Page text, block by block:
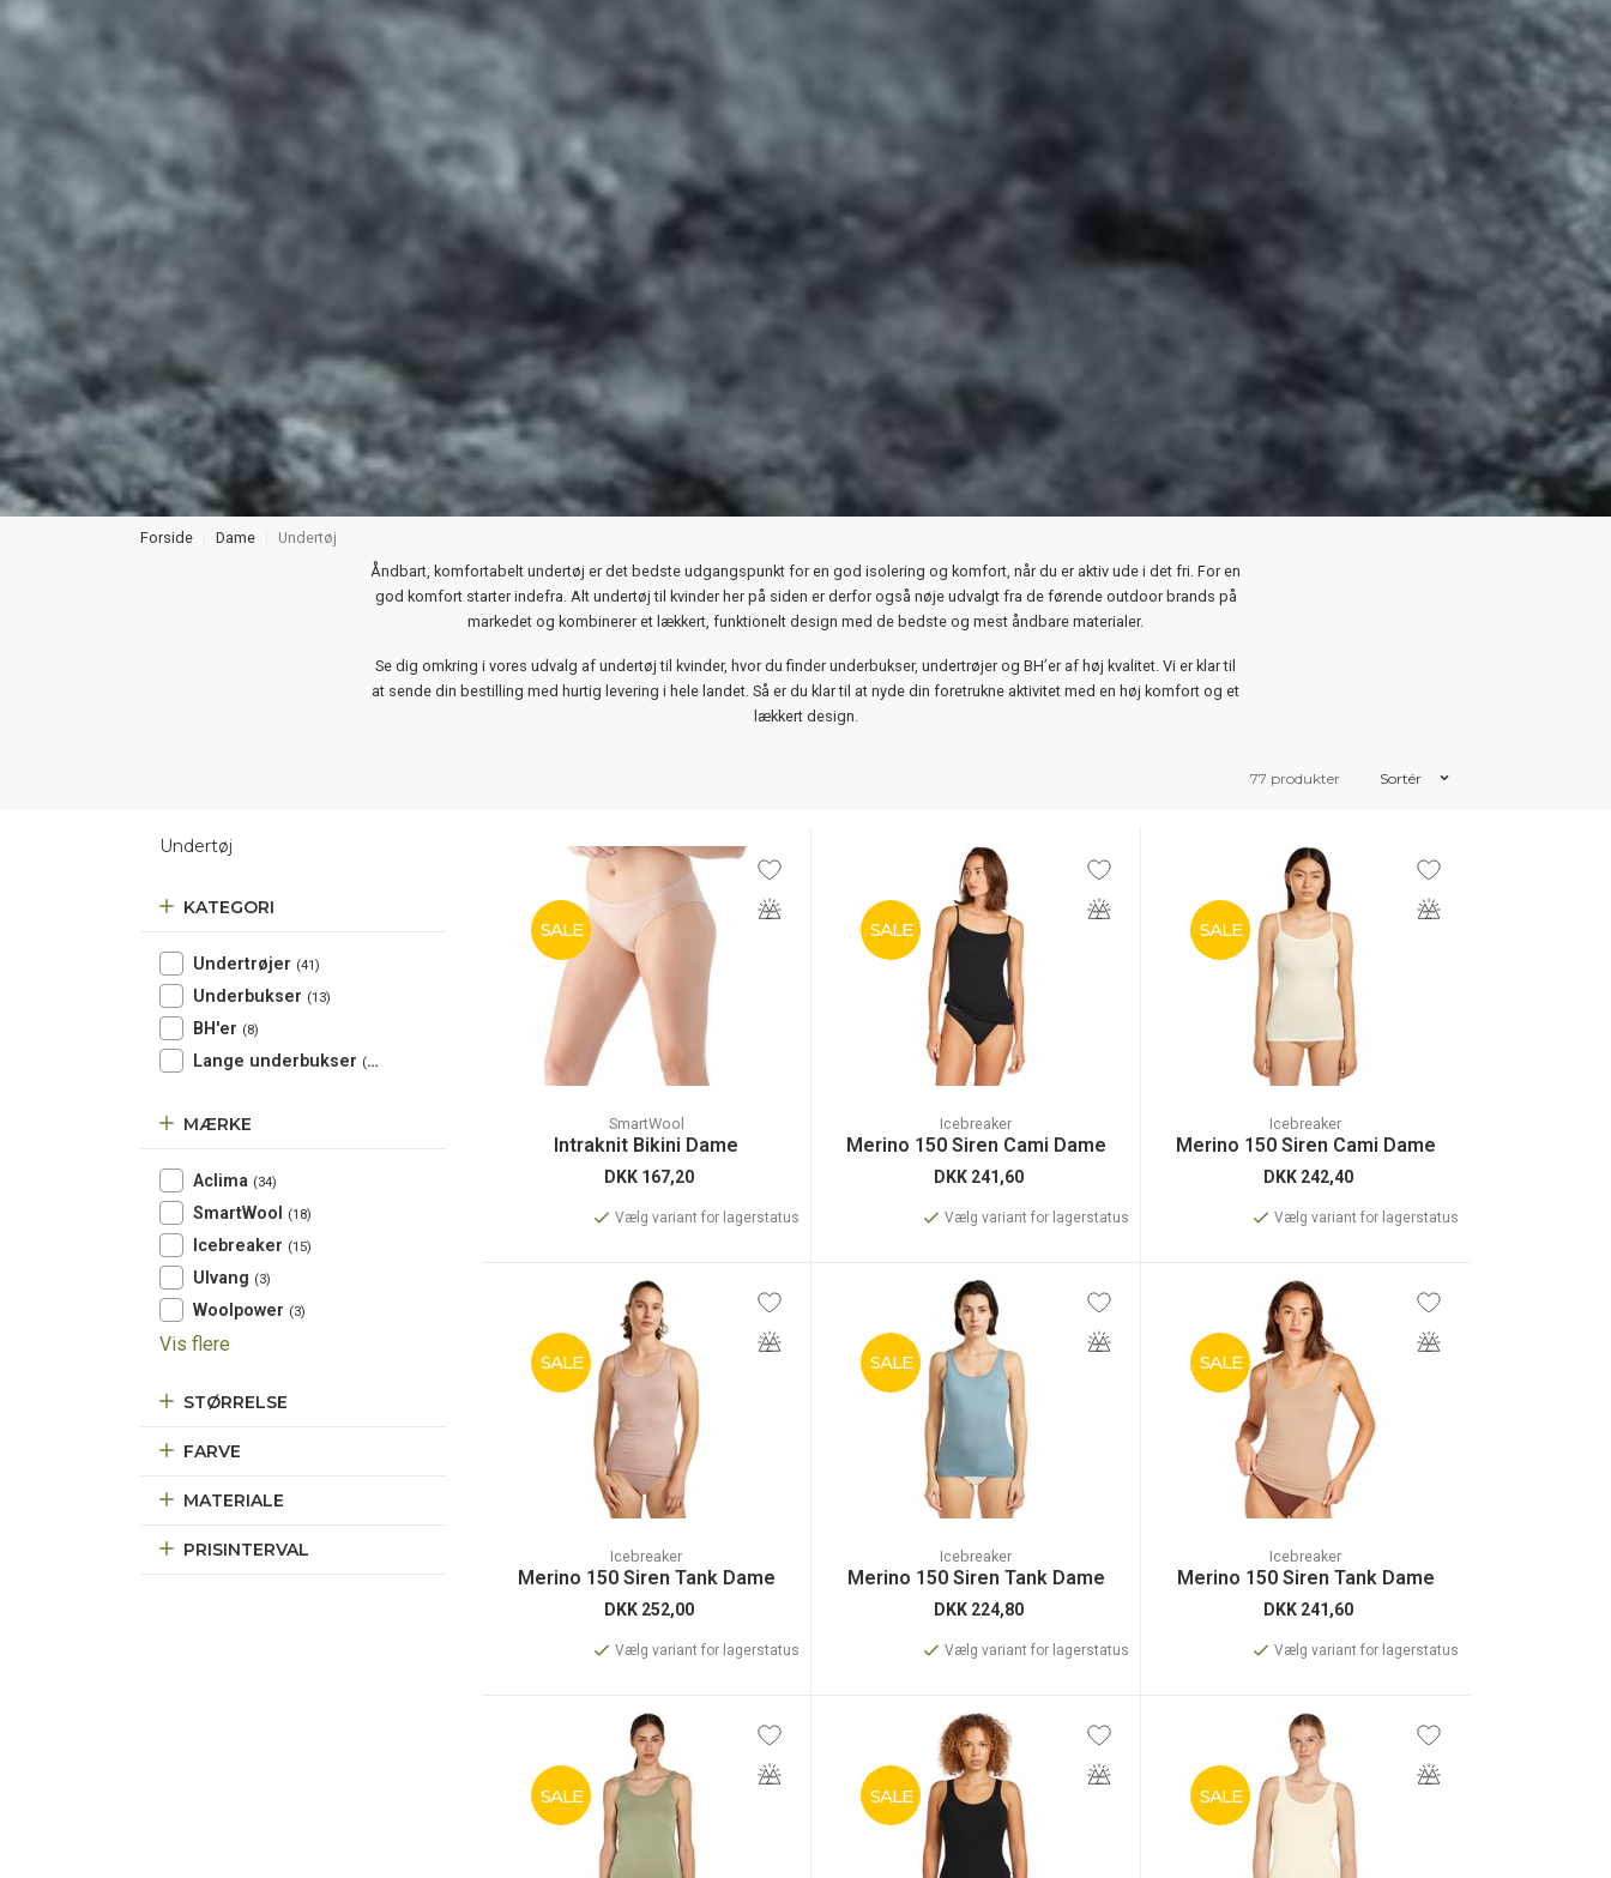
Forside Dame
Undertøj
Åndbart, komfortabelt undertøj er det bedste udgangspunkt for en god isolering og komfort, når du er aktiv ude i det fri. For en
god komfort starter indefra. Alt undertøj til kvinder her på siden er derfor også nøje udvalgt fra de førende outdoor brands på
markedet og kombinerer et lækkert, funktionelt design med de bedste og mest åndbare materialer.
Se dig omkring i vores udvalg af undertøj til kvinder, hvor du finder underbukser, undertrøjer og BH’er af høj kvalitet. Vi er klar til
at sende din bestilling med hurtig levering i hele landet. Så er du klar til at nyde din foretrukne aktivitet med en høj komfort og et
lækkert design.
77 produkter Sortér
Undertøj
KATEGORI
Undertrøjer (41)
Underbukser (13)
BH'er (8)
Lange underbukser (16)
MÆRKE
Aclima (34)
SmartWool (18)
Icebreaker (15)
Ulvang (3)
Woolpower (3)
Vis flere
STØRRELSE
FARVE
MATERIALE
PRISINTERVAL
SALE
SmartWool
Intraknit Bikini Dame
DKK167,20
Vælg variant for lagerstatus
SALE
Icebreaker
Merino 150 Siren Cami Dame
DKK241,60
Vælg variant for lagerstatus
SALE
Icebreaker
Merino 150 Siren Cami Dame
DKK242,40
Vælg variant for lagerstatus
SALE
Icebreaker
Merino 150 Siren Tank Dame
DKK252,00
Vælg variant for lagerstatus
SALE
Icebreaker
Merino 150 Siren Tank Dame
DKK224,80
Vælg variant for lagerstatus
SALE
Icebreaker
Merino 150 Siren Tank Dame
DKK241,60
Vælg variant for lagerstatus
SALE SALE SALE